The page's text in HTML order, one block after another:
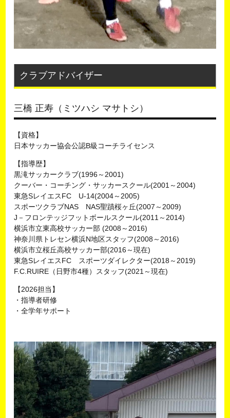
クラブアドバイザー
三橋 正寿（ミツハシ マサトシ）
【資格】
日本サッカー協会公認B級コーチライセンス
【指導歴】
黒滝サッカークラブ(1996～2001)
クーバー・コーチング・サッカースクール(2001～2004)
東急SレイエスFC U-14(2004～2005)
スポーツクラブNAS NAS聖蹟桜ヶ丘(2007～2009)
J－フロンテッジフットボールスクール(2011～2014)
横浜市立東高校サッカー部 (2008～2016)
神奈川県トレセン横浜N地区スタッフ(2008～2016)
横浜市立桜丘高校サッカー部(2016～現在)
東急SレイエスFC スポーツダイレクター(2018～2019)
F.C.RUIRE（日野市4種）スタッフ(2021～現在)
【2026担当】
・指導者研修
・全学年サポート